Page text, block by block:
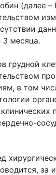
(далее –
3 месяца.
грудной
в том
за